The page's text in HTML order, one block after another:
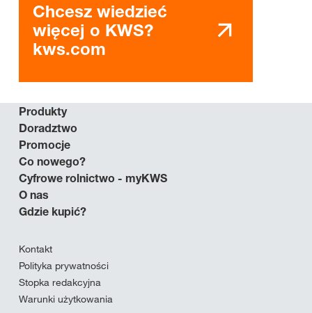
Chcesz wiedzieć
więcej o KWS?
kws.com
Produkty
Doradztwo
Promocje
Co nowego?
Cyfrowe rolnictwo - myKWS
O nas
Gdzie kupić?
Kontakt
Polityka prywatności
Stopka redakcyjna
Warunki użytkowania